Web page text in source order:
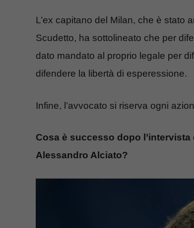
L’ex capitano del Milan, che è stato
Scudetto, ha sottolineato che per
dato mandato al proprio legale per
difendere la libertà di esperessione.
Infine, l’avvocato si riserva ogni
Cosa è successo dopo
Alessandro Alciato?